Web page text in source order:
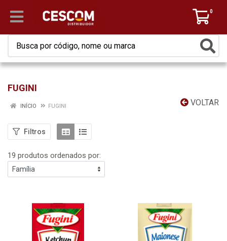
0
FUGINI
VOLTAR
INÍCIO FUGINI
Filtros
19 produtos ordenados por: